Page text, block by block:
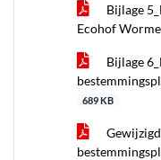
Bijlage
Ecohof
Bijlage
689 KB